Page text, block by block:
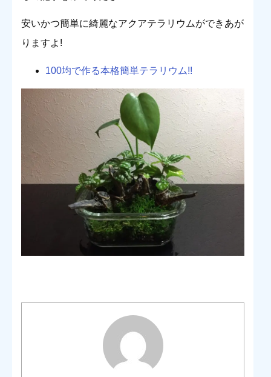
安いかつ簡単に綺麗なアクアテラリウムができあが
りますよ!
100均で作る本格簡単テラリウム!!